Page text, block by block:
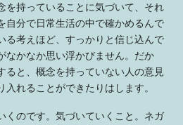
を持っていることに気づいて、それ
自分で日常生活の中で確かめるんで
る考えほど、すっかりと信じ込んで
なかなか思い浮かびません。だか
ると、概念を持っていない人の意見
れることができたりはします。
くのです。気づいていくこと。ネガ